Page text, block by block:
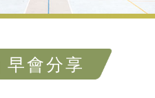
早會分享